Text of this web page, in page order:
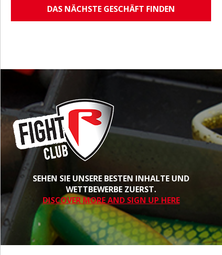
DAS NÄCHSTE GESCHÄFT FINDEN
SEHEN SIE UNSERE BESTEN INHALTE UND
WETTBEWERBE ZUERST.
DISCOVER MORE AND SIGN UP HERE